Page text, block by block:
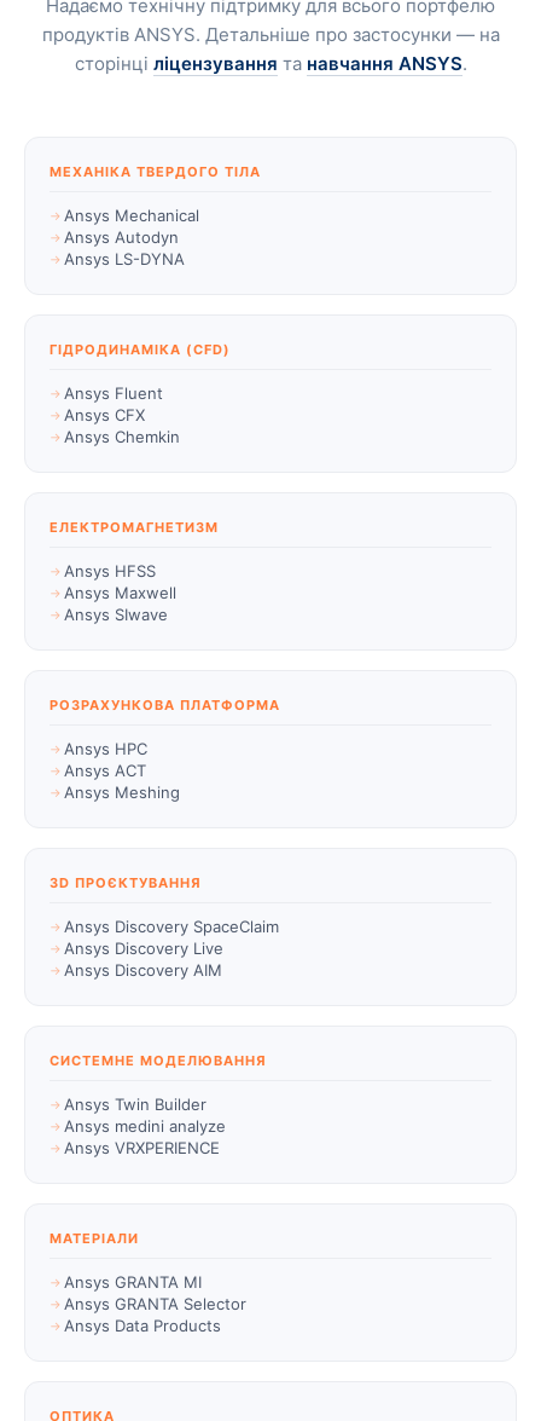
Надаємо технічну підтримку для всього портфелю
продуктів ANSYS. Детальніше про застосунки — на
сторінці ліцензування та навчання ANSYS.
МЕХАНІКА ТВЕРДОГО ТІЛА
Ansys Mechanical
Ansys Autodyn
Ansys LS-DYNA
ГІДРОДИНАМІКА (CFD)
Ansys Fluent
Ansys CFX
Ansys Chemkin
ЕЛЕКТРОМАГНЕТИЗМ
Ansys HFSS
Ansys Maxwell
Ansys SIwave
РОЗРАХУНКОВА ПЛАТФОРМА
Ansys HPC
Ansys ACT
Ansys Meshing
3D ПРОЄКТУВАННЯ
Ansys Discovery SpaceClaim
Ansys Discovery Live
Ansys Discovery AIM
СИСТЕМНЕ МОДЕЛЮВАННЯ
Ansys Twin Builder
Ansys medini analyze
Ansys VRXPERIENCE
МАТЕРІАЛИ
Ansys GRANTA MI
Ansys GRANTA Selector
Ansys Data Products
ОПТИКА